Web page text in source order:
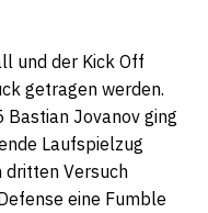
und der Kick Off
getragen werden.
Jovanov ging
Laufspielzug
dritten Versuch
eine Fumble